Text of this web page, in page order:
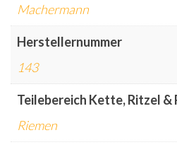
Machermann
Herstellernummer
143
Teilebereich Kette, Ritzel &
Riemen